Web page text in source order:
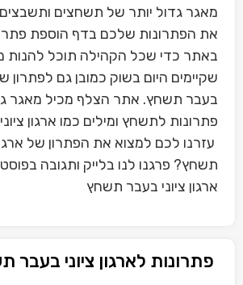
מאגר גדול יותר של תשחצים
את הפתרונות שלכם בדף הוספת
באתר כדי שכל הקהילה תוכל להנות
שקיימים היום בשוק כמובן גם לפתרון
בעבר תשחץ. אתר הצלף מכיל מאגר
פתרונות לתשחץ ומילים כמו ארגון
עזרנו לכם למצוא את הפתרון של
תשחץ? פרגנו לנו בלייק ותגובה
ארגון ציוני בעבר תשחץ
פתרונות לארגון ציוני